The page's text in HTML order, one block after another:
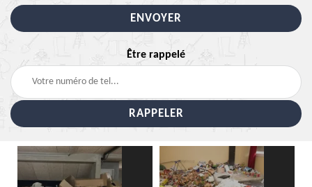
Être rappelé